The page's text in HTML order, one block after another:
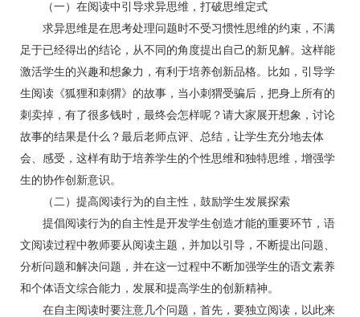
（一）在阅读中引导求异思维，打破思维定式
求异思维是在思考处理问题时不受习惯性思维的约束，不满
足于已经得出的结论，从不同的角度提出自己的新见解。这样能
激活学生的兴趣和想象力，有利于培养创新品格。比如，引导学
生阅读《狐狸和刺猬》的故事，当小刺猬受骗后，把身上所有的
刺卖掉，有了很多钱时，最终会怎样呢？请大家展开想象，讨论
故事的结果是什么？最后老师点评、总结，让学生充分地去体
会、感受，这样有助于培养学生的个性思维和独特思维，增强学
生的协作创新意识。
（二）提高阅读行为的自主性，鼓励学生发展探索
提倡阅读行为的自主性是开发学生创造才能的重要环节，语
文阅读过程中教师要从阅读主题，并加以引导，不断提出问题、
分析问题和解决问题，并在这一过程中不断加强学生的语文素养
和个体语文综合能力，发展和提高学生的创新精神。
在自主阅读时要注意几个问题，首先，要独立阅读，以此来